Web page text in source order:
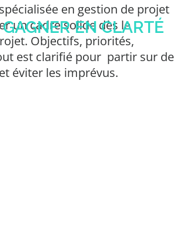
GAGNER EN CLARTÉ
en gestion de projet
un cadre solide dès le
Objectifs, priorités,
est clarifié pour partir sur de
et éviter les imprévus.